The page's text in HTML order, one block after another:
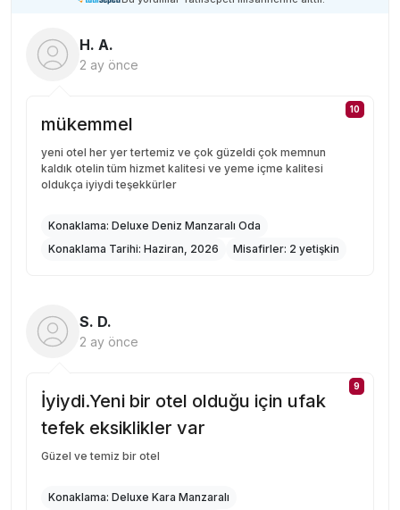
H. A.
2 ay önce
10
mükemmel
yeni otel her yer tertemiz ve çok güzeldi çok memnun
kaldık otelin tüm hizmet kalitesi ve yeme içme kalitesi
oldukça iyiydi teşekkürler
Konaklama: Deluxe Deniz Manzaralı Oda
Konaklama Tarihi: Haziran, 2026 Misafirler: 2 yetişkin
S. D.
2 ay önce
9
İyiydi.Yeni bir otel olduğu için ufak
tefek eksiklikler var
Güzel ve temiz bir otel
Konaklama: Deluxe Kara Manzaralı